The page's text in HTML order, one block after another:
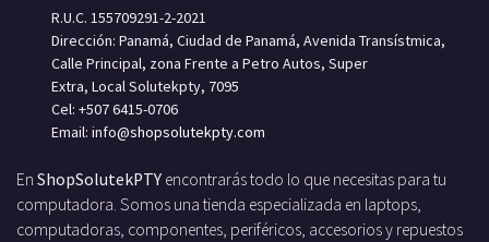
R.U.C. 155709291-2-2021
Dirección: Panamá, Ciudad de Panamá, Avenida Transístmica,
Calle Principal, zona Frente a Petro Autos, Super
Extra, Local Solutekpty, 7095
Cel: +507 6415-0706
Email: info@shopsolutekpty.com
En ShopSolutekPTY encontrarás todo lo que necesitas para tu
computadora. Somos una tienda especializada en laptops,
computadoras, componentes, periféricos, accesorios y repuestos